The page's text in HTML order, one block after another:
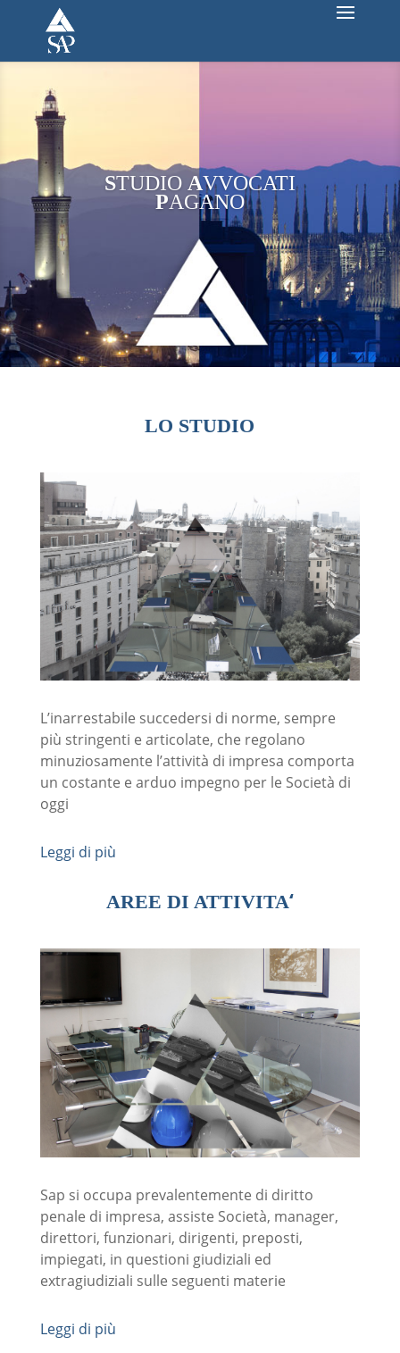
STUDIO AVVOCATI
PAGANO
LO STUDIO
L’inarrestabile succedersi di norme, sempre
più stringenti e articolate, che regolano
minuziosamente l’attività di impresa comporta
un costante e arduo impegno per le Società di
oggi
Leggi di più
AREE DI ATTIVITA‘
Sap si occupa prevalentemente di diritto
penale di impresa, assiste Società, manager,
direttori, funzionari, dirigenti, preposti,
impiegati, in questioni giudiziali ed
extragiudiziali sulle seguenti materie
Leggi di più